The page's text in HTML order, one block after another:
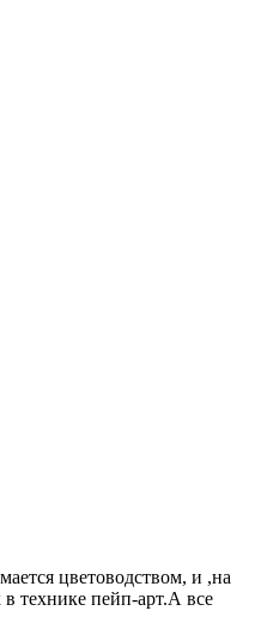
цветоводством, и ,на
технике пейп-арт.А все